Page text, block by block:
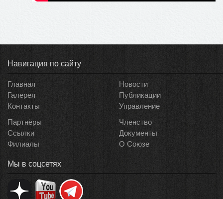
Навигация по сайту
Главная
Новости
Галерея
Публикации
Контакты
Управление
Партнёры
Членство
Ссылки
Документы
Филиалы
О Союзе
Мы в соцсетях